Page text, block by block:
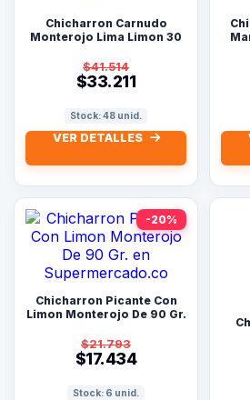
Chicharron Carnudo
Monterojo Lima Limon 30
$41.514
$33.211
Stock: 48 unid.
VER DETALLES
-20%
Chicharron Picante Con
Limon Monterojo De 90 Gr.
$21.793
$17.434
Stock: 6 unid.